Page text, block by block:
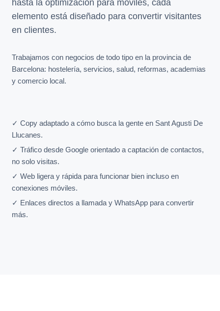
hasta la optimización para móviles, cada
elemento está diseñado para convertir visitantes
en clientes.
Trabajamos con negocios de todo tipo en la provincia de
Barcelona: hostelería, servicios, salud, reformas, academias
y comercio local.
✓ Copy adaptado a cómo busca la gente en Sant Agusti De
Llucanes.
✓ Tráfico desde Google orientado a captación de contactos,
no solo visitas.
✓ Web ligera y rápida para funcionar bien incluso en
conexiones móviles.
✓ Enlaces directos a llamada y WhatsApp para convertir
más.